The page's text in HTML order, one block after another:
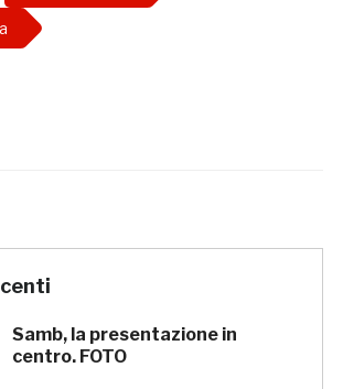
Samb, la presentazione in
centro. FOTO